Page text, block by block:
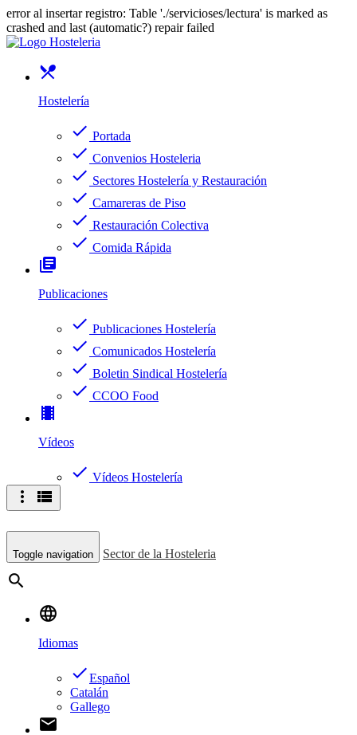
error al insertar registro: Table './servicioses/lectura' is marked as
crashed and last (automatic?) repair failed
restaurant_menu
Hostelería
check Portada
check Convenios Hosteleria
check Sectores Hostelería y Restauración
check Camareras de Piso
check Restauración Colectiva
check Comida Rápida
library_books
Publicaciones
check Publicaciones Hostelería
check Comunicados Hostelería
check Boletin Sindical Hostelería
check CCOO Food
theaters
Vídeos
check Vídeos Hostelería
more_vert view_list
Toggle navigation Sector de la Hosteleria
search
language
Idiomas
doneEspañol
Catalán
Gallego
email